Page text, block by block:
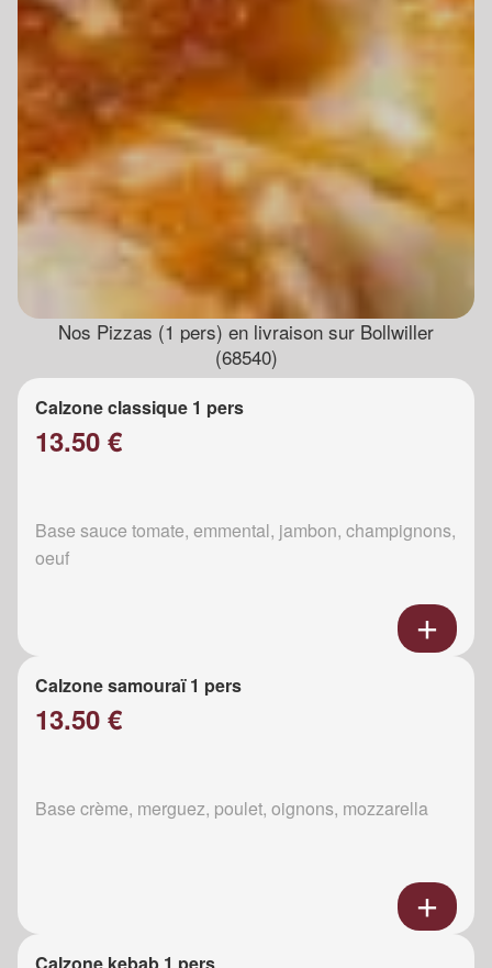
Nos Pizzas (1 pers) en livraison sur Bollwiller
(68540)
Calzone classique 1 pers
13.50 €
Base sauce tomate, emmental, jambon, champignons,
oeuf
Calzone samouraï 1 pers
13.50 €
Base crème, merguez, poulet, oignons, mozzarella